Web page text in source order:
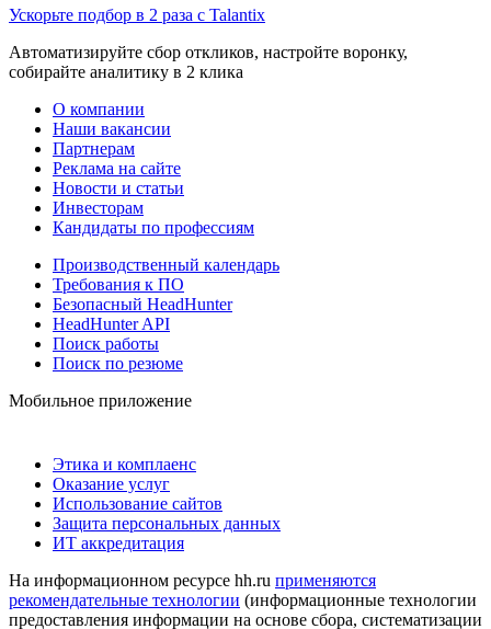
Ускорьте подбор в 2 раза с Talantix
Автоматизируйте сбор откликов, настройте воронку,
собирайте аналитику в 2 клика
О компании
Наши вакансии
Партнерам
Реклама на сайте
Новости и статьи
Инвесторам
Кандидаты по профессиям
Производственный календарь
Требования к ПО
Безопасный HeadHunter
HeadHunter API
Поиск работы
Поиск по резюме
Мобильное приложение
Этика и комплаенс
Оказание услуг
Использование сайтов
Защита персональных данных
ИТ аккредитация
На информационном ресурсе hh.ru применяются
рекомендательные технологии (информационные технологии
предоставления информации на основе сбора, систематизации